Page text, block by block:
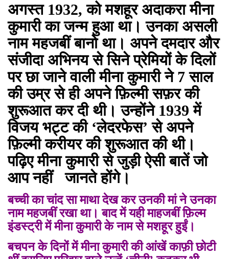
अगस्त 1932, को मशहूर अदाकरा मीना
कुमारी का जन्म हुआ था। उनका असली
नाम महजबीं बानो था। अपने दमदार और
संजीदा अभिनय से सिने प्रेमियों के दिलों
पर छा जाने वाली मीना कुमारी ने 7 साल
की उम्र से ही अपने फ़िल्मी सफ़र की
शुरूआत कर दी थी। उन्होंने 1939 में
विजय भट्ट की ‘लेदरफेस’ से अपने
फ़िल्मी करीयर की शुरूआत की थी।
पढ़िए मीना कुमारी से जुड़ी ऐसी बातें जो
आप नहीं जानते होंगे।
बच्ची का चांद सा माथा देख कर उनकी मां ने उनका
नाम महजबीं रखा था। बाद में यही माहजबीं फ़िल्म
इंडस्ट्री में मीना कुमारी के नाम से मशहूर हुईं।
बचपन के दिनों में मीना कुमारी की आंखें काफ़ी छोटी